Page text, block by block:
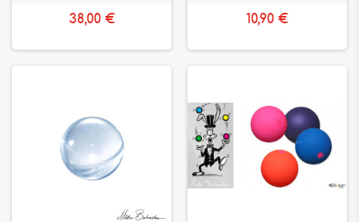
38,00 € 10,90 €